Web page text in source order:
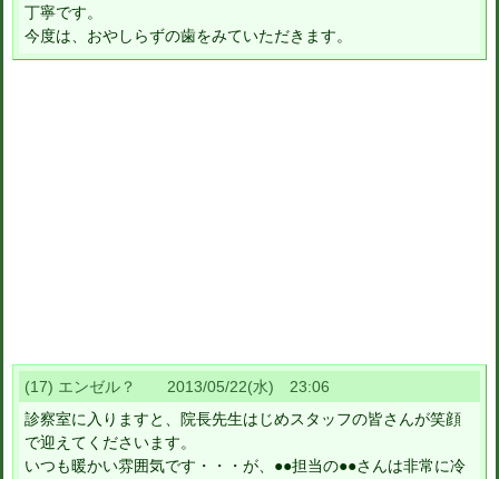
丁寧です。
今度は、おやしらずの歯をみていただきます。
(17) エンゼル？ 2013/05/22(水) 23:06
診察室に入りますと、院長先生はじめスタッフの皆さんが笑顔
で迎えてくださいます。
いつも暖かい雰囲気です・・・が、●●担当の●●さんは非常に冷